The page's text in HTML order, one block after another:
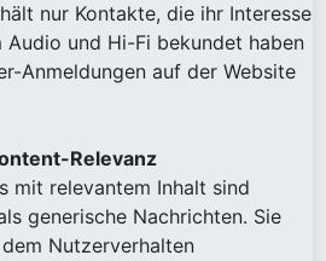
nur Kontakte, die ihr Interesse
Audio und Hi-Fi bekundet haben
Anmeldungen auf der Website
Relevanz
mit relevantem Inhalt sind
generische Nachrichten. Sie
Nutzerverhalten